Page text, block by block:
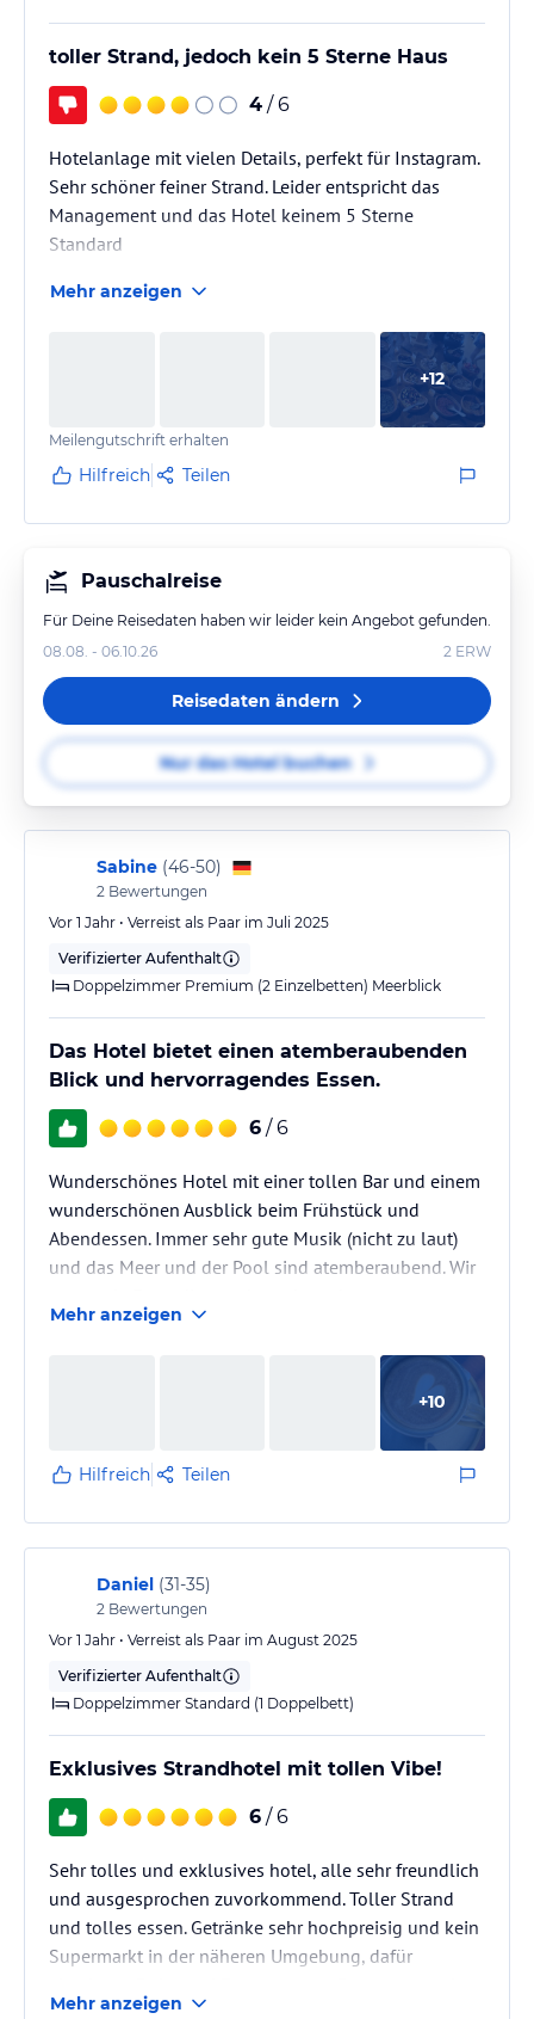
toller Strand, jedoch kein 5 Sterne Haus
4 / 6
Hotelanlage mit vielen Details, perfekt für Instagram.
Sehr schöner feiner Strand. Leider entspricht das
Management und das Hotel keinem 5 Sterne
Standard
Mehr anzeigen
+12
Meilengutschrift erhalten
Hilfreich Teilen
Pauschalreise
Für Deine Reisedaten haben wir leider kein Angebot gefunden.
08.08. - 06.10.26
2 ERW
Reisedaten ändern
Nur das Hotel buchen
Sabine (46-50)
2 Bewertungen
Vor 1 Jahr • Verreist als Paar im Juli 2025
Verifizierter Aufenthalt
Doppelzimmer Premium (2 Einzelbetten) Meerblick
Das Hotel bietet einen atemberaubenden
Blick und hervorragendes Essen.
6 / 6
Wunderschönes Hotel mit einer tollen Bar und einem
wunderschönen Ausblick beim Frühstück und
Abendessen. Immer sehr gute Musik (nicht zu laut)
und das Meer und der Pool sind atemberaubend. Wir
wiederholen. :-)
Mehr anzeigen
+10
Hilfreich Teilen
Daniel (31-35)
2 Bewertungen
Vor 1 Jahr • Verreist als Paar im August 2025
Verifizierter Aufenthalt
Doppelzimmer Standard (1 Doppelbett)
Exklusives Strandhotel mit tollen Vibe!
6 / 6
Sehr tolles und exklusives hotel, alle sehr freundlich
und ausgesprochen zuvorkommend. Toller Strand
und tolles essen. Getränke sehr hochpreisig und kein
Supermarkt in der näheren Umgebung, dafür
und Zimmer zu hellhörig.
Mehr anzeigen